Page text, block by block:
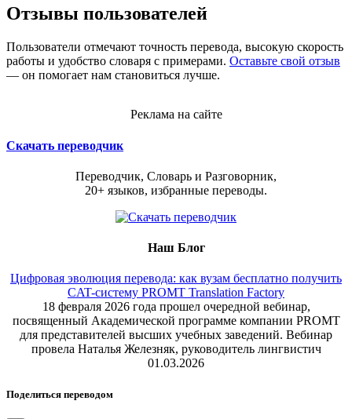
Отзывы пользователей
Пользователи отмечают точность перевода, высокую скорость
работы и удобство словаря с примерами. Оставьте свой отзыв
— он помогает нам становиться лучше.
Реклама на сайте
Скачать переводчик
Переводчик, Словарь и Разговорник,
20+ языков, избранные переводы.
Наш Блог
Цифровая эволюция перевода: как вузам бесплатно получить
CAT-систему PROMT Translation Factory
18 февраля 2026 года прошел очередной вебинар,
посвященный Академической программе компании PROMT
для представителей высших учебных заведений. Вебинар
провела Наталья Железняк, руководитель лингвистич
01.03.2026
Поделиться переводом